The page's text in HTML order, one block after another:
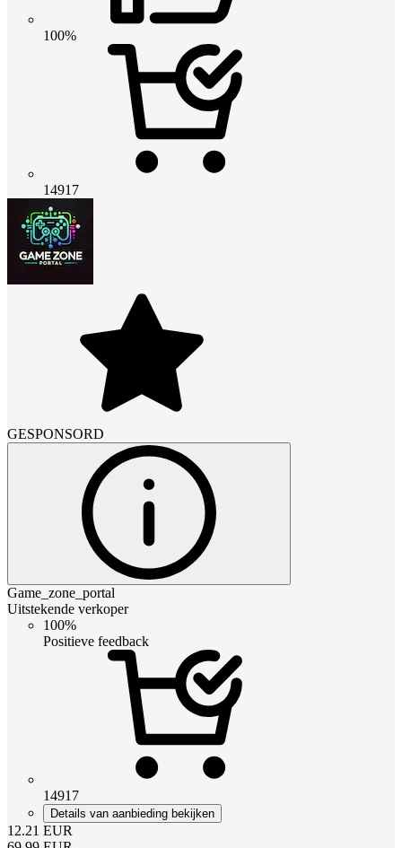
100%
14917
GESPONSORD
Game_zone_portal
Uitstekende verkoper
100%
Positieve feedback
14917
Details van aanbieding bekijken
12.21 EUR